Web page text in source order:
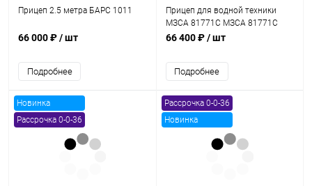
Прицеп 2.5 метра БАРС 1011
66 000 ₽/ шт
Подробнее
Прицеп для водной техники
МЗСА 81771С МЗСА 81771С
012
66 400 ₽/ шт
Подробнее
Новинка
Рассрочка 0-0-36
Рассрочка 0-0-36
Новинка